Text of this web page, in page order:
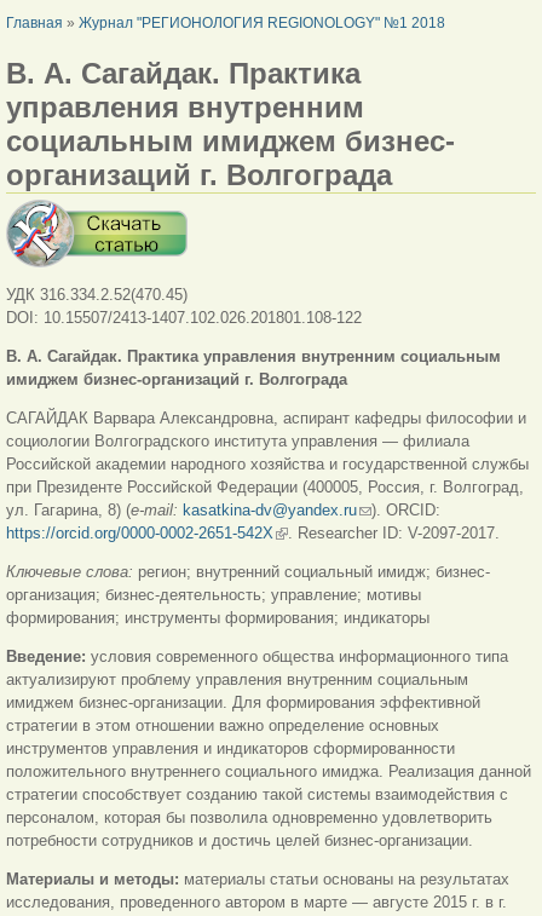
ВЫ ЗДЕСЬ
Главная » Журнал "РЕГИОНОЛОГИЯ REGIONOLOGY" №1 2018
В. А. Сагайдак. Практика
управления внутренним
социальным имиджем бизнес-
организаций г. Волгограда
УДК 316.334.2.52(470.45)
DOI: 10.15507/2413-1407.102.026.201801.108-122
В. А. Сагайдак. Практика управления внутренним социальным
имиджем бизнес-организаций г. Волгограда
САГАЙДАК Варвара Александровна, аспирант кафедры философии и
социологии Волгоградского института управления — филиала
Российской академии народного хозяйства и государственной службы
при Президенте Российской Федерации (400005, Россия, г. Волгоград,
ул. Гагарина, 8) (е-mail: kasatkina-dv@yandex.ru(ссылка для отправки
email)
). ORCID:
https://orcid.org/0000-0002-2651-542X(внешняя ссылка)
. Researcher ID: V-2097-2017.
Ключевые слова: регион; внутренний социальный имидж; бизнес-
организация; бизнес-деятельность; управление; мотивы
формирования; инструменты формирования; индикаторы
Введение: условия современного общества информационного типа
актуализируют проблему управления внутренним социальным
имиджем бизнес-организации. Для формирования эффективной
стратегии в этом отношении важно определение основных
инструментов управления и индикаторов сформированности
положительного внутреннего социального имиджа. Реализация данной
стратегии способствует созданию такой системы взаимодействия с
персоналом, которая бы позволила одновременно удовлетворить
потребности сотрудников и достичь целей бизнес-организации.
Материалы и методы: материалы статьи основаны на результатах
исследования, проведенного автором в марте — августе 2015 г. в г.